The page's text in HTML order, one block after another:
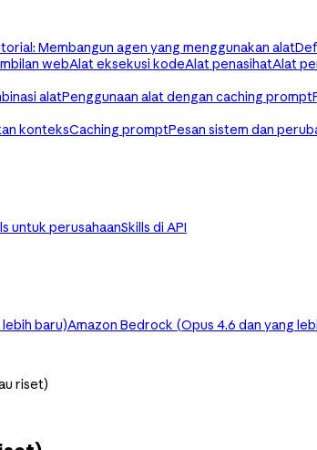
Membangun agen yang menggunakan alat
webAlat eksekusi kodeAlat penasihatAlat
alatPenggunaan alat dengan caching prompt
konteksCaching promptPesan sistem dan
untuk perusahaanSkills di API
baru)Amazon Bedrock (Opus 4.6 dan yang
riset)